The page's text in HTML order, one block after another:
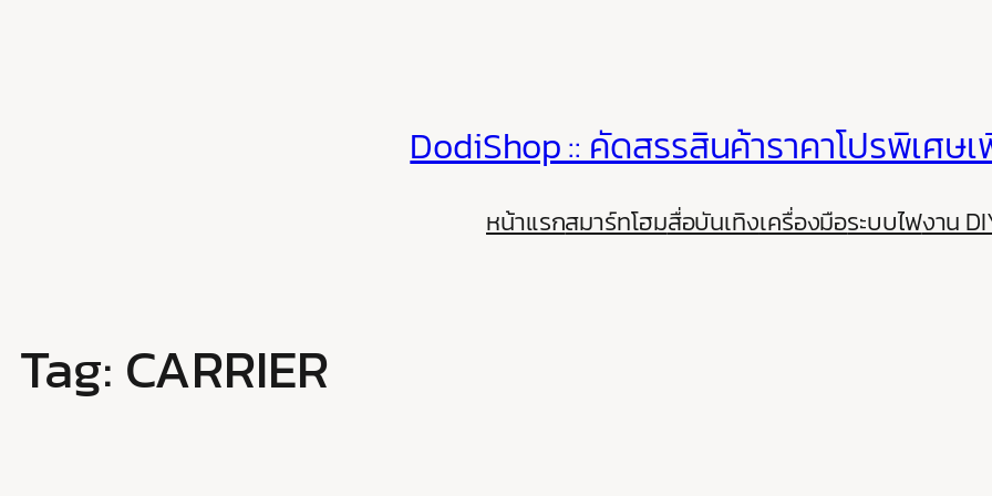
DodiShop :: คัดสรรสินค้าราคาโปรพิเศ
หน้าแรกสมาร์ทโฮมสื่อบันเทิงเครื่องมือระบบไฟงาน
Tag: CARRIER